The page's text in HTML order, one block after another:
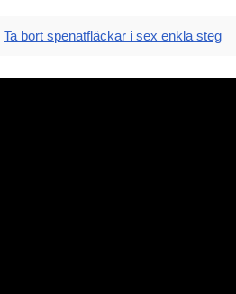
Ta bort spenatfläckar i sex enkla steg